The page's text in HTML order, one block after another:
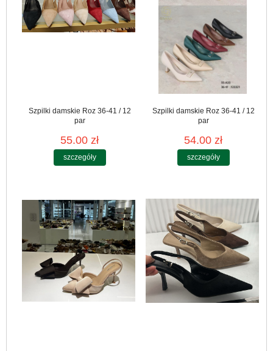
Szpilki damskie Roz 36-41 / 12
par
55.00 zł
szczegóły
Szpilki damskie Roz 36-41 / 12
par
54.00 zł
szczegóły